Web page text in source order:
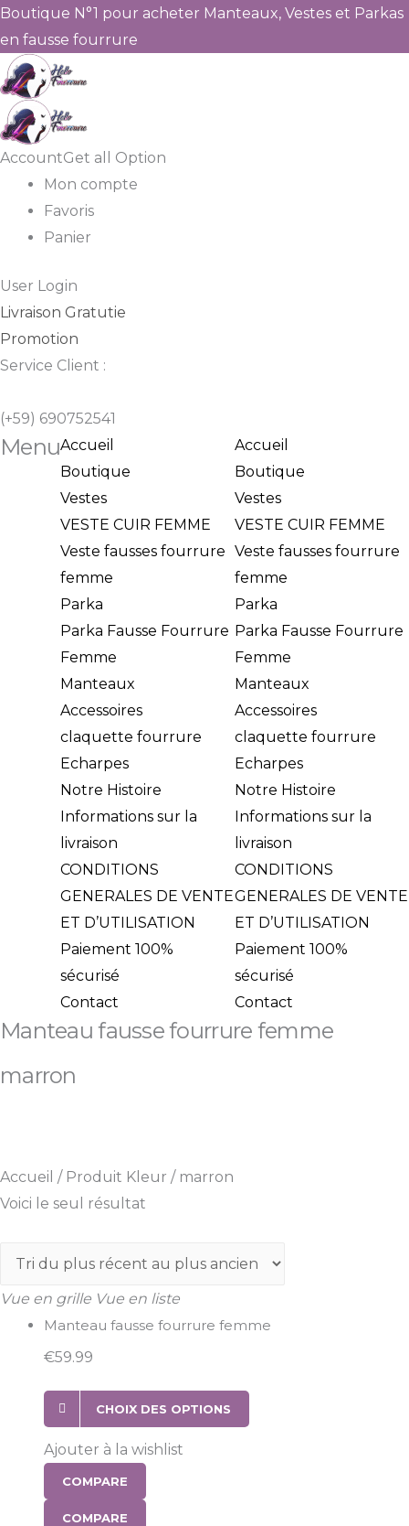
Boutique N°1 pour acheter Manteaux, Vestes et Parkas
en fausse fourrure
AccountGet all Option
Mon compte
Favoris
Panier
User Login
Livraison Gratutie
Promotion
Service Client :
(+59) 690752541
MenuAccueil
Boutique
Vestes
VESTE CUIR FEMME
Veste fausses fourrure
femme
Parka
Parka Fausse Fourrure
Femme
Manteaux
Accessoires
claquette fourrure
Echarpes
Notre Histoire
Informations sur la
livraison
CONDITIONS
GENERALES DE VENTE
ET D’UTILISATION
Paiement 100%
sécurisé
Contact
Accueil
Boutique
Vestes
VESTE CUIR FEMME
Veste fausses fourrure
femme
Parka
Parka Fausse Fourrure
Femme
Manteaux
Accessoires
claquette fourrure
Echarpes
Notre Histoire
Informations sur la
livraison
CONDITIONS
GENERALES DE VENTE
ET D’UTILISATION
Paiement 100%
sécurisé
Contact
Manteau fausse fourrure femme
marron
Accueil / Produit Kleur / marron
Voici le seul résultat
Vue en grille Vue en liste
Manteau fausse fourrure femme
€59.99
CHOIX DES OPTIONS
Ajouter à la wishlist
COMPARE
COMPARE